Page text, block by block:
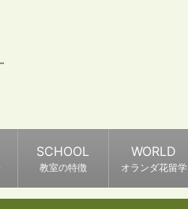
SCHOOL
教室の特徴
WORLD
オランダ花留学